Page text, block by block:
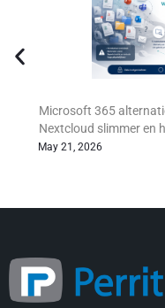
Microsoft 365
Nextcloud slimmer en
May 21, 2026